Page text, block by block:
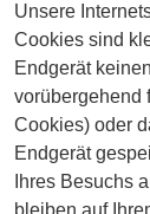
Unsere
Cookies sind
Endgerät
vorübergehend
Cookies) oder
Endgerät
Ihres Besuchs
bleiben auf